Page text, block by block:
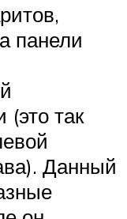
панели
(это так
Данный